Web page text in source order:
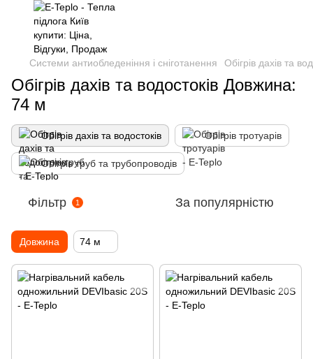
Системи антиобледеніння і сніготанення Обігрів дахів та
Обігрів дахів та водостоків Довжина:
74 м
Обігрів дахів та водостоків Обігрів тротуарів
Обігрів труб та трубопроводів
Фільтр 1 За популярністю
Довжина 74 м